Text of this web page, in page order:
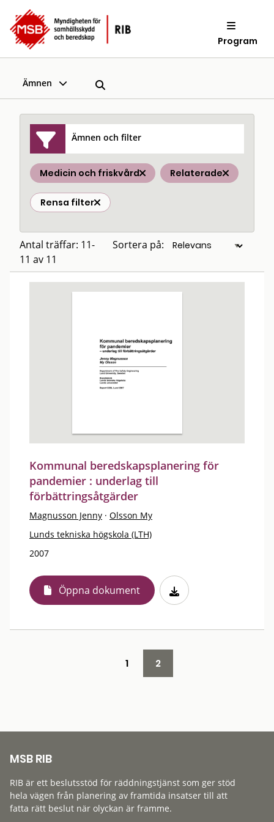
Program
Ämnen
Ämnen och filter
Medicin och friskvård Relaterade
Rensa filter
Antal träffar: 11-
11 av 11
Sortera på:
Kommunal beredskapsplanering för
pandemier : underlag till
förbättringsåtgärder
Magnusson Jenny · Olsson My
Lunds tekniska högskola (LTH)
2007
Öppna dokument
1 2
MSB RIB
RIB är ett beslutsstöd för räddningstjänst som ger stöd
hela vägen från planering av framtida insatser till att
fatta rätt beslut när olyckan är framme.